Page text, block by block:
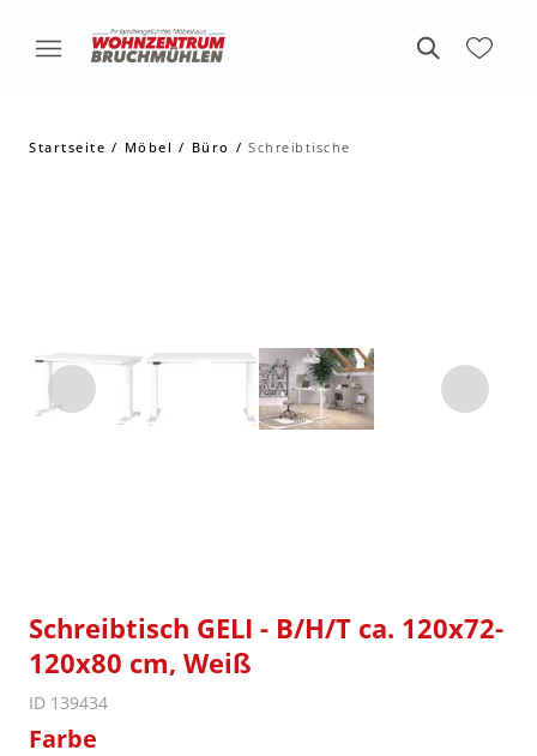
Startseite Möbel Büro Schreibtische
Schreibtisch GELI - B/H/T ca. 120x72-
120x80 cm, Weiß
ID 139434
Farbe